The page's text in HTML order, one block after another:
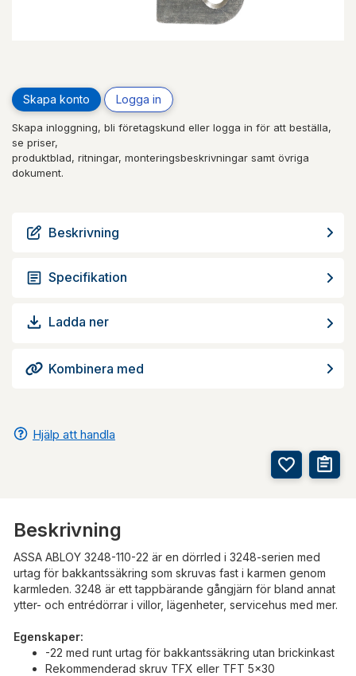
Skapa konto Logga in
Skapa inloggning, bli företagskund eller logga in för att beställa,
se priser,
produktblad, ritningar, monteringsbeskrivningar samt övriga
dokument.
Beskrivning
Specifikation
Ladda ner
Kombinera med
Hjälp att handla
Beskrivning
ASSA ABLOY 3248-110-22 är en dörrled i 3248-serien med
urtag för bakkantssäkring som skruvas fast i karmen genom
karmleden. 3248 är ett tappbärande gångjärn för bland annat
ytter- och entrédörrar i villor, lägenheter, servicehus med mer.
Egenskaper:
-22 med runt urtag för bakkantssäkring utan brickinkast
Rekommenderad skruv TFX eller TFT 5x30